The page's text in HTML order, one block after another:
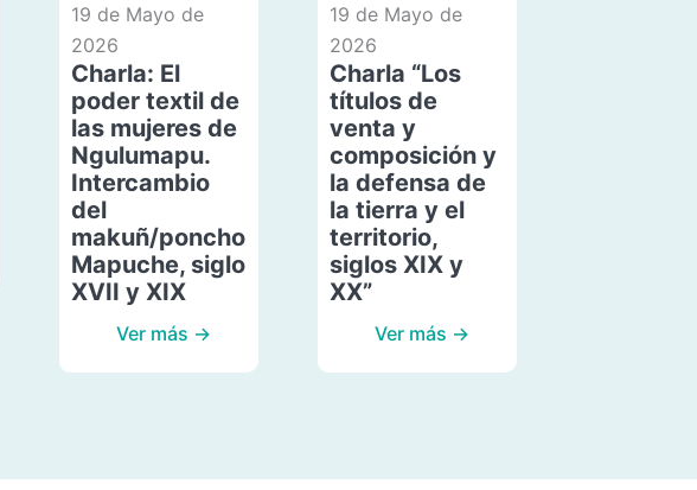
19 de Mayo de
2026
Charla: El
poder textil de
las mujeres de
Ngulumapu.
Intercambio
del
makuñ/poncho
Mapuche, siglo
XVII y XIX
Ver más →
19 de Mayo de
2026
Charla “Los
títulos de
venta y
composición y
la defensa de
la tierra y el
territorio,
siglos XIX y
XX”
Ver más →